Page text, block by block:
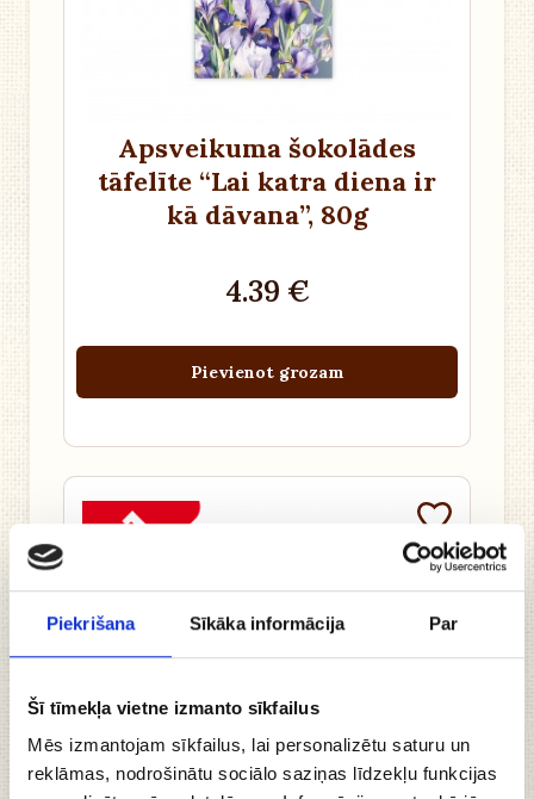
Piekrišana Sīkāka informācija Par
Šī tīmekļa vietne izmanto sīkfailus
Mēs izmantojam sīkfailus, lai personalizētu saturu un
reklāmas, nodrošinātu sociālo saziņas līdzekļu funkcijas
Apsveikuma šokolādes
tāfelīte “Lai katra diena ir
kā dāvana”, 80g
4.39 €
Pievienot grozam